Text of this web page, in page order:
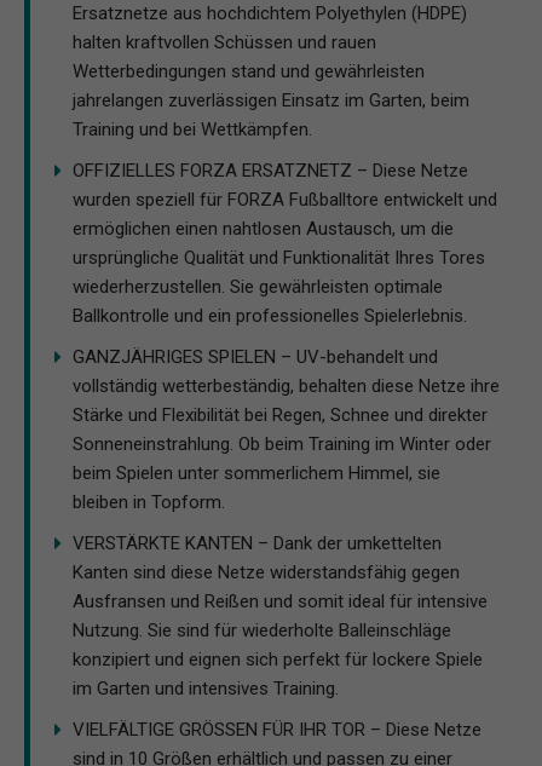
Ersatznetze aus hochdichtem Polyethylen (HDPE)
halten kraftvollen Schüssen und rauen
Wetterbedingungen stand und gewährleisten
jahrelangen zuverlässigen Einsatz im Garten, beim
Training und bei Wettkämpfen.
OFFIZIELLES FORZA ERSATZNETZ – Diese Netze
wurden speziell für FORZA Fußballtore entwickelt und
ermöglichen einen nahtlosen Austausch, um die
ursprüngliche Qualität und Funktionalität Ihres Tores
wiederherzustellen. Sie gewährleisten optimale
Ballkontrolle und ein professionelles Spielerlebnis.
GANZJÄHRIGES SPIELEN – UV-behandelt und
vollständig wetterbeständig, behalten diese Netze ihre
Stärke und Flexibilität bei Regen, Schnee und direkter
Sonneneinstrahlung. Ob beim Training im Winter oder
beim Spielen unter sommerlichem Himmel, sie
bleiben in Topform.
VERSTÄRKTE KANTEN – Dank der umkettelten
Kanten sind diese Netze widerstandsfähig gegen
Ausfransen und Reißen und somit ideal für intensive
Nutzung. Sie sind für wiederholte Balleinschläge
konzipiert und eignen sich perfekt für lockere Spiele
im Garten und intensives Training.
VIELFÄLTIGE GRÖSSEN FÜR IHR TOR – Diese Netze
sind in 10 Größen erhältlich und passen zu einer